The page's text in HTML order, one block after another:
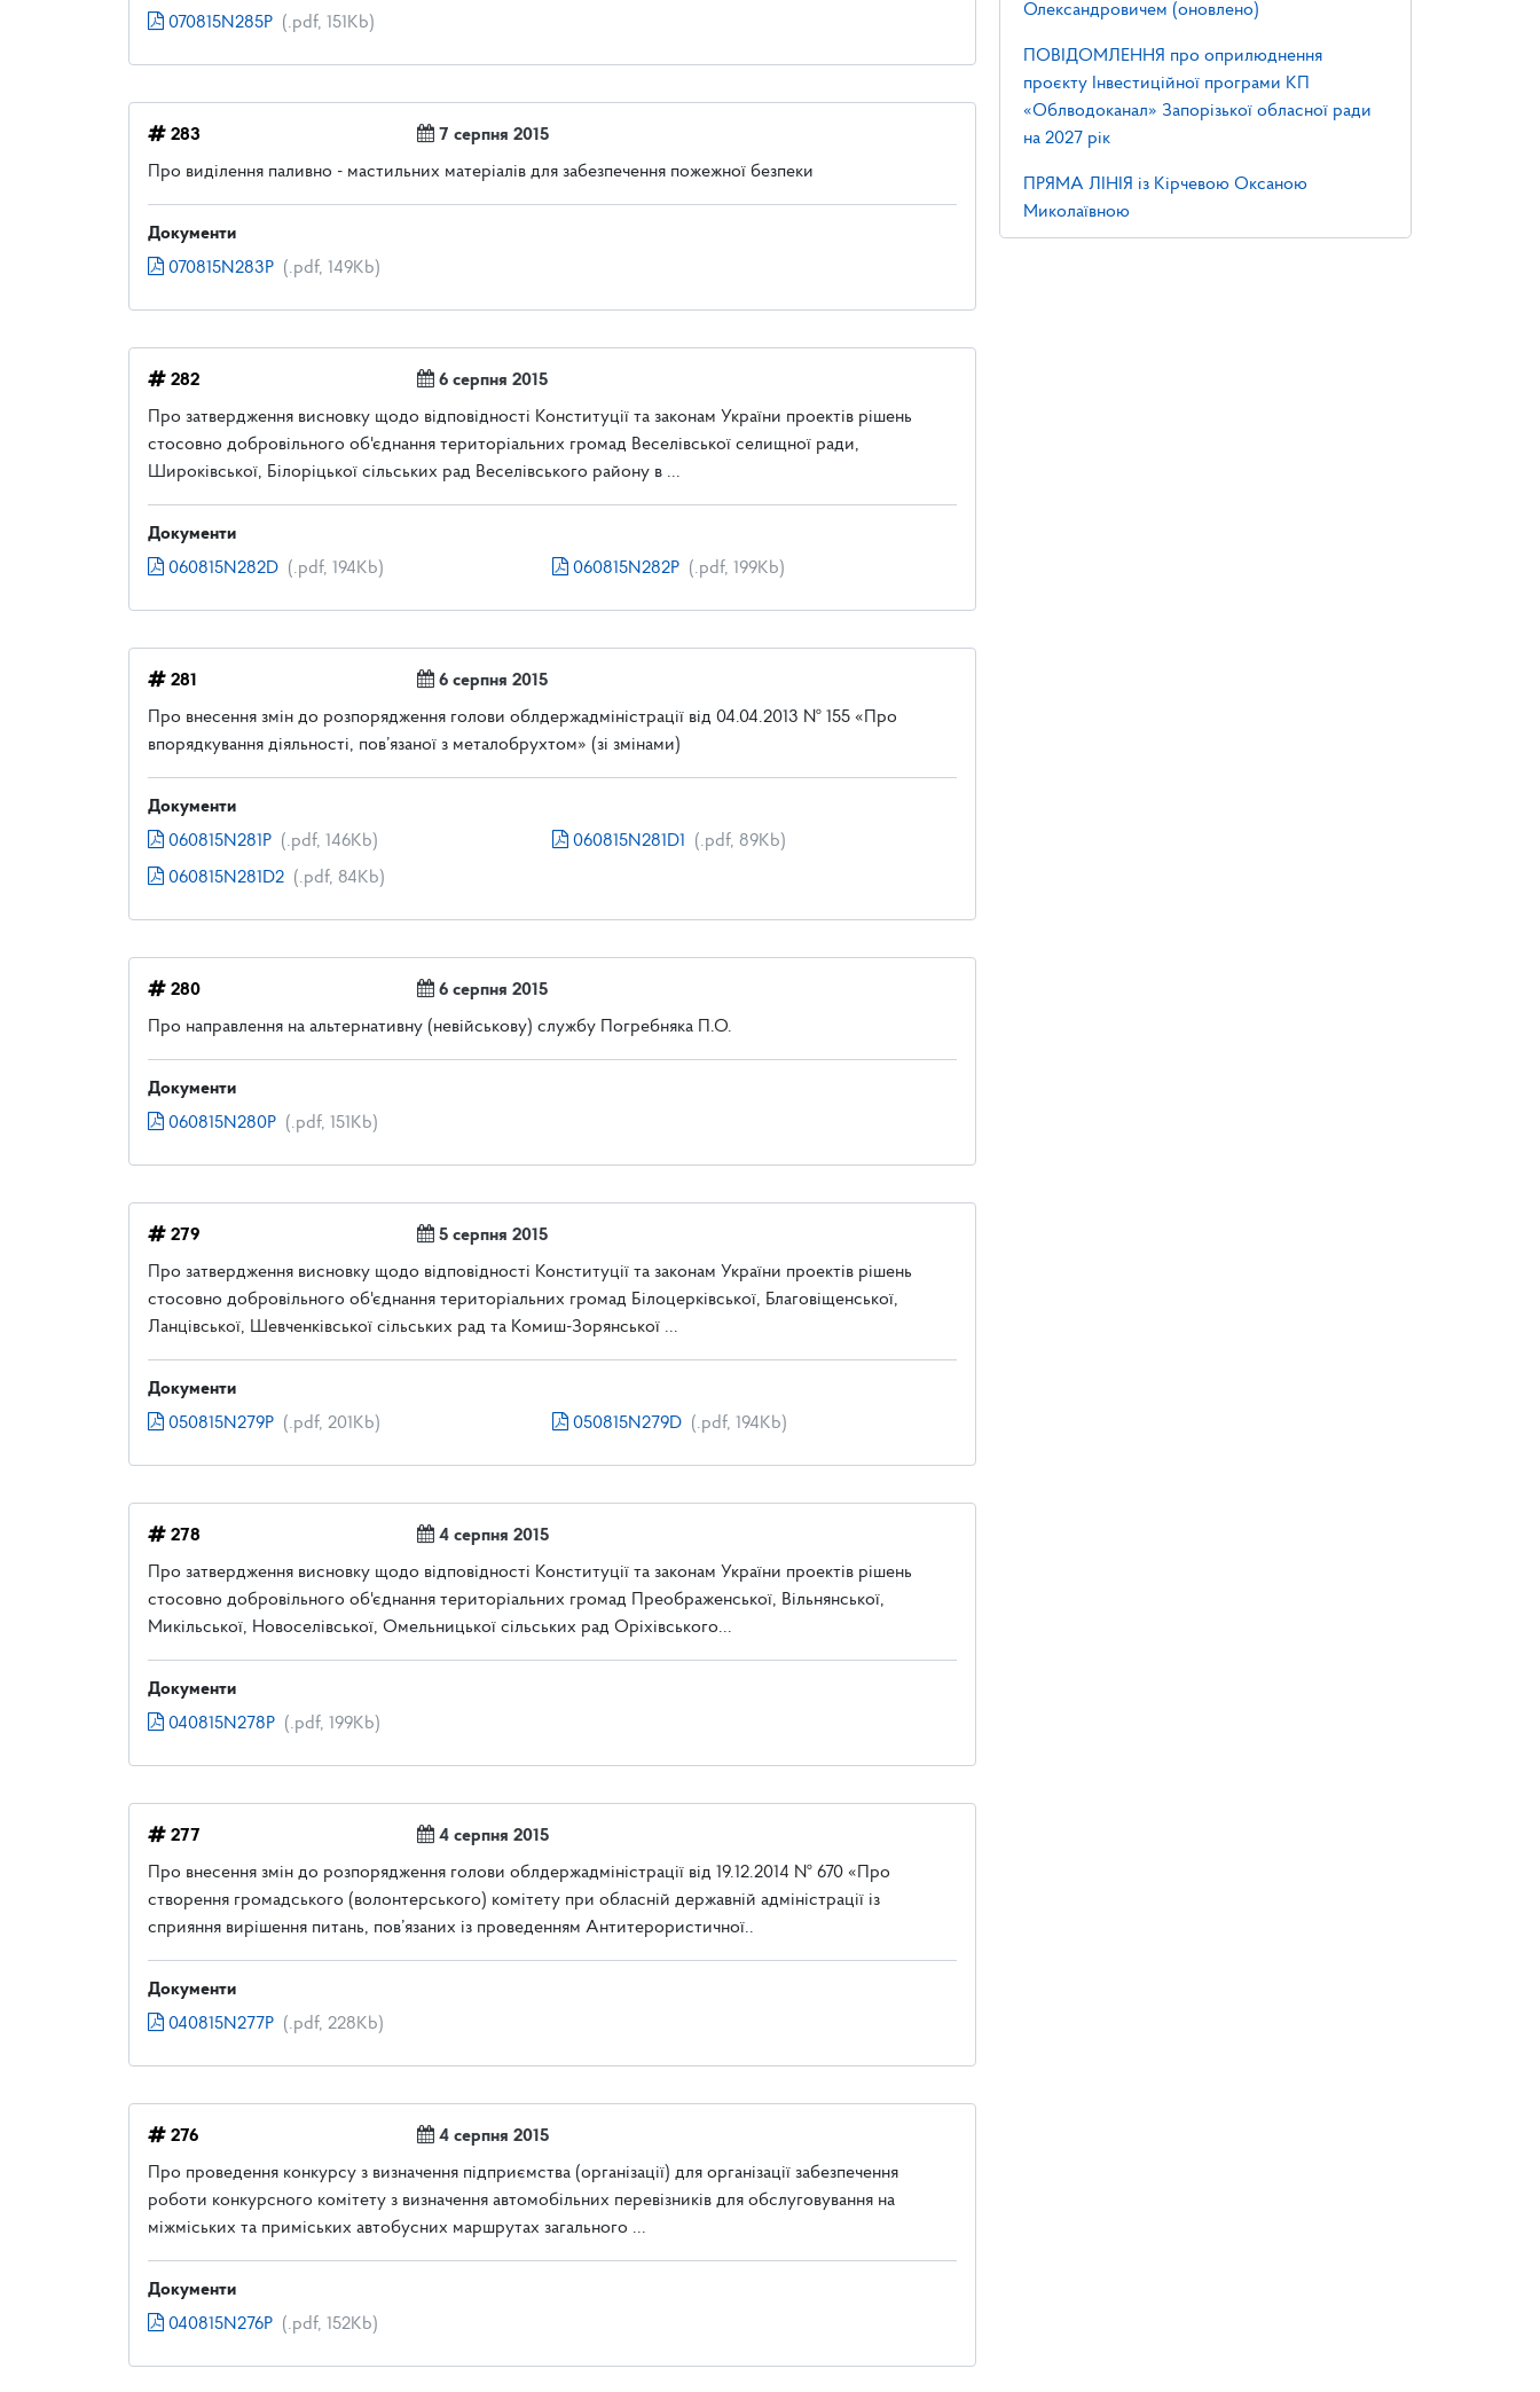
070815N285P (.pdf, 151Kb)
283
7 серпня 2015
Про виділення паливно - мастильних матеріалів для забезпечення пожежної безпеки
Документи
070815N283P (.pdf, 149Kb)
282
6 серпня 2015
Про затвердження висновку щодо відповідності Конституції та законам України проектів рішень
стосовно добровільного об'єднання територіальних громад Веселівської селищної ради,
Широківської, Білоріцької сільських рад Веселівського району в ...
Документи
060815N282D (.pdf, 194Kb) 060815N282P (.pdf, 199Kb)
281
6 серпня 2015
Про внесення змін до розпорядження голови облдержадміністрації від 04.04.2013 № 155 «Про
впорядкування діяльності, пов’язаної з металобрухтом» (зі змінами)
Документи
060815N281P (.pdf, 146Kb) 060815N281D1
(.pdf, 89Kb)
060815N281D2 (.pdf, 84Kb)
280
6 серпня 2015
Про направлення на альтернативну (невійськову) службу Погребняка П.О.
Документи
060815N280P (.pdf, 151Kb)
279
5 серпня 2015
Про затвердження висновку щодо відповідності Конституції та законам України проектів рішень
стосовно добровільного об'єднання територіальних громад Білоцерківської, Благовіщенської,
Ланцівської, Шевченківської сільських рад та Комиш-Зорянської ...
Документи
050815N279P (.pdf, 201Kb) 050815N279D (.pdf, 194Kb)
278
4 серпня 2015
Про затвердження висновку щодо відповідності Конституції та законам України проектів рішень
стосовно добровільного об'єднання територіальних громад Преображенської, Вільнянської,
Микільської, Новоселівської, Омельницької сільських рад Оріхівського...
Документи
040815N278P (.pdf, 199Kb)
277
4 серпня 2015
Про внесення змін до розпорядження голови облдержадміністрації від 19.12.2014 № 670 «Про
створення громадського (волонтерського) комітету при обласній державній адміністрації із
сприяння вирішення питань, пов’язаних із проведенням Антитерористичної..
Документи
040815N277P (.pdf, 228Kb)
276
4 серпня 2015
Про проведення конкурсу з визначення підприємства (організації) для організації забезпечення
роботи конкурсного комітету з визначення автомобільних перевізників для обслуговування на
міжміських та приміських автобусних маршрутах загального ...
Документи
040815N276P (.pdf, 152Kb)
Олександровичем (оновлено)
ПОВІДОМЛЕННЯ про оприлюднення
проєкту Інвестиційної програми КП
«Облводоканал» Запорізької обласної ради
на 2027 рік
ПРЯМА ЛІНІЯ із Кірчевою Оксаною
Миколаївною